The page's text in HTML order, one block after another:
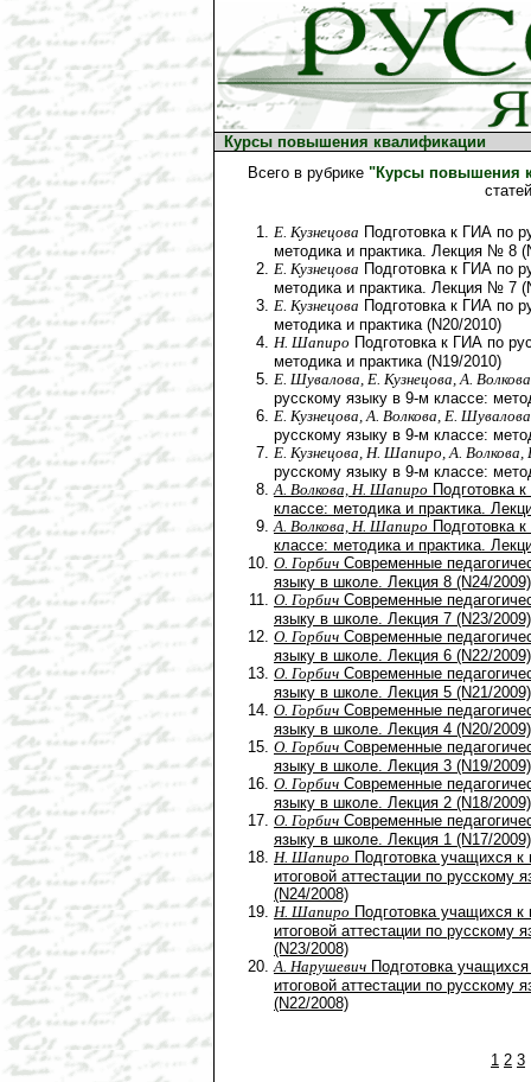
Курсы повышения квалификации
Всего в рубрике "Курсы повышения
статей
Е. Кузнецова Подготовка к ГИА по
методика и практика. Лекция № 8
Е. Кузнецова Подготовка к ГИА по
методика и практика. Лекция № 7
Е. Кузнецова Подготовка к ГИА по
методика и практика (N20/2010)
Н. Шапиро Подготовка к ГИА по
методика и практика (N19/2010)
Е. Шувалова, Е. Кузнецова, А.
русскому языку в 9-м классе:
Е. Кузнецова, А. Волкова, Е.
русскому языку в 9-м классе:
Е. Кузнецова, Н. Шапиро, А.
русскому языку в 9-м классе:
А. Волкова, Н. Шапиро Подготовка
классе: методика и практика.
А. Волкова, Н. Шапиро Подготовка
классе: методика и практика.
О. Горбич Современные
языку в школе. Лекция 8 (N24/2009)
О. Горбич Современные
языку в школе. Лекция 7 (N23/2009)
О. Горбич Современные
языку в школе. Лекция 6 (N22/2009)
О. Горбич Современные
языку в школе. Лекция 5 (N21/2009)
О. Горбич Современные
языку в школе. Лекция 4 (N20/2009)
О. Горбич Современные
языку в школе. Лекция 3 (N19/2009)
О. Горбич Современные
языку в школе. Лекция 2 (N18/2009)
О. Горбич Современные
языку в школе. Лекция 1 (N17/2009)
Н. Шапиро Подготовка учащихся
итоговой аттестации по
(N24/2008)
Н. Шапиро Подготовка учащихся
итоговой аттестации по
(N23/2008)
А. Нарушевич Подготовка
итоговой аттестации по
(N22/2008)
1 2 3